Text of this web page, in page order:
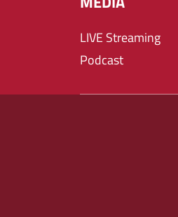
LIVE Streaming
Podcast